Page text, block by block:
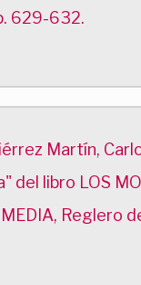
629-632.
Martín,
del libro LOS
Reglero